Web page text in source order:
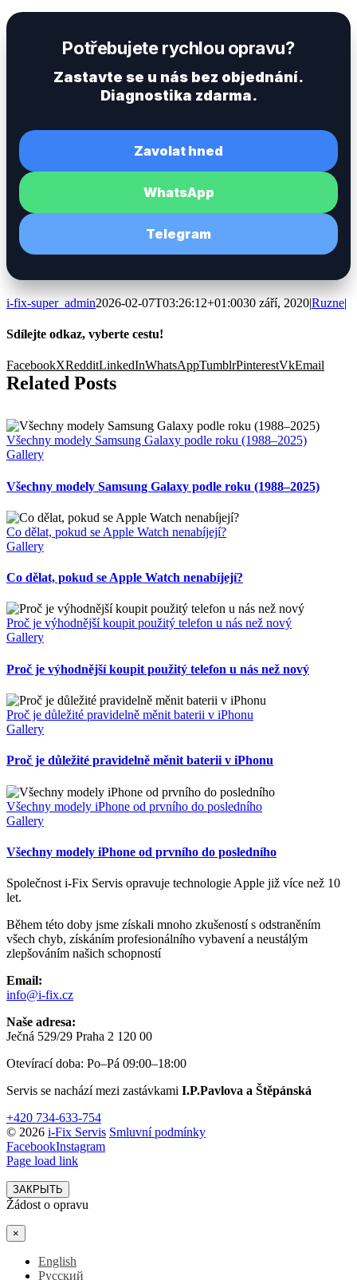
Potřebujete rychlou opravu?
Zastavte se u nás bez objednání.
Diagnostika zdarma.
Zavolat hned
WhatsApp
Telegram
i-fix-super_admin2026-02-07T03:26:12+01:0030 září, 2020|Ruzne|
Sdílejte odkaz, vyberte cestu!
FacebookXRedditLinkedInWhatsAppTumblrPinterestVkEmail
Related Posts
Všechny modely Samsung Galaxy podle roku (1988–2025)
Gallery
Všechny modely Samsung Galaxy podle roku (1988–2025)
Co dělat, pokud se Apple Watch nenabíjejí?
Gallery
Co dělat, pokud se Apple Watch nenabíjejí?
Proč je výhodnější koupit použitý telefon u nás než nový
Gallery
Proč je výhodnější koupit použitý telefon u nás než nový
Proč je důležité pravidelně měnit baterii v iPhonu
Gallery
Proč je důležité pravidelně měnit baterii v iPhonu
Všechny modely iPhone od prvního do posledního
Gallery
Všechny modely iPhone od prvního do posledního
Společnost i-Fix Servis opravuje technologie Apple již více než 10
let.
Během této doby jsme získali mnoho zkušeností s odstraněním
všech chyb, získáním profesionálního vybavení a neustálým
zlepšováním našich schopností
Email:
info@i-fix.cz
Naše adresa:
Ječná 529/29 Praha 2 120 00
Otevírací doba: Po–Pá 09:00–18:00
Servis se nachází mezi zastávkami I.P.Pavlova a Štěpánská
+420 734-633-754
© 2026 i-Fix Servis Smluvní podmínky
FacebookInstagram
Page load link
ЗАКРЫТЬ
Žádost o opravu
×
English
Русский